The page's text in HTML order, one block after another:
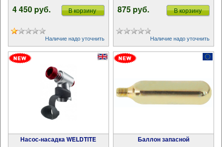
4 450 pуб. В корзину
Наличие надо уточнить
875 pуб. В корзину
Наличие надо уточнить
Насос-насадка WELDTITE Баллон запасной